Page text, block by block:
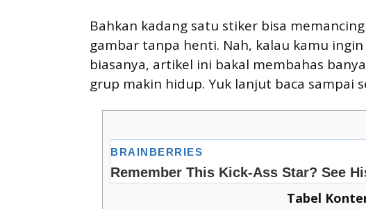
Bahkan kadang satu stiker bisa
gambar tanpa henti. Nah, kalau kamu
biasanya, artikel ini bakal membahas
grup makin hidup. Yuk lanjut baca sampai
Tabel